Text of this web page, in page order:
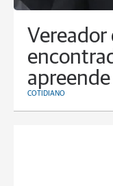
Vereador
COTIDIANO